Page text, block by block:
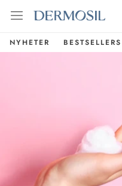
NYHETER BESTSELLERS